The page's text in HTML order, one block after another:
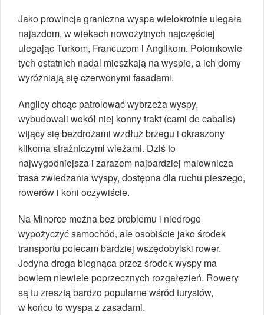
Jako prowincja graniczna wyspa wielokrotnie ulegała
najazdom, w wiekach nowożytnych najczęściej
ulegając Turkom, Francuzom i Anglikom. Potomkowie
tych ostatnich nadal mieszkają na wyspie, a ich domy
wyróżniają się czerwonymi fasadami.
Anglicy chcąc patrolować wybrzeża wyspy,
wybudowali wokół niej konny trakt (cami de caballs)
wijący się bezdrożami wzdłuż brzegu i okraszony
kilkoma strażniczymi wieżami. Dziś to
najwygodniejsza i zarazem najbardziej malownicza
trasa zwiedzania wyspy, dostępna dla ruchu pieszego,
rowerów i koni oczywiście.
Na Minorce można bez problemu i niedrogo
wypożyczyć samochód, ale osobiście jako środek
transportu polecam bardziej wszędobylski rower.
Jedyna droga biegnąca przez środek wyspy ma
bowiem niewiele poprzecznych rozgałęzień. Rowery
są tu zresztą bardzo popularne wśród turystów,
w końcu to wyspa z zasadami.